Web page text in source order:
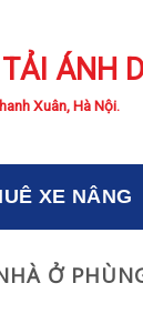
ÁNH
Xuân, Hà Nội.
XE NÂNG
Ở